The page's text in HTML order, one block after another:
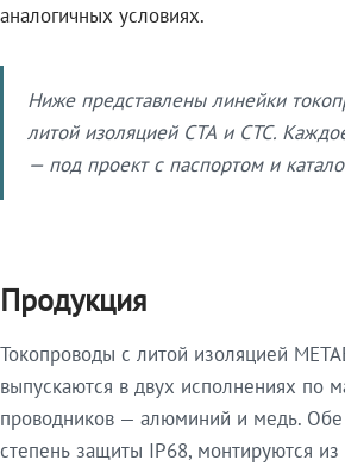
аналогичных условиях.
Ниже представлены линейки
литой изоляцией СТА и СТС.
— под проект с паспортом и
Продукция
Токопроводы с литой изоляцией
выпускаются в двух исполнениях по
проводников — алюминий и медь.
степень защиты IP68, монтируются из